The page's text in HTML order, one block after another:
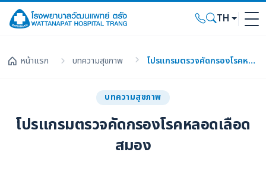
TH
หน้าแรก บทความสุขภาพ โปรแกรมตรวจคัดกรองโรคหลอดเลือดสมอง
บทความสุขภาพ
โปรแกรมตรวจคัดกรองโรคหลอดเลือด
สมอง